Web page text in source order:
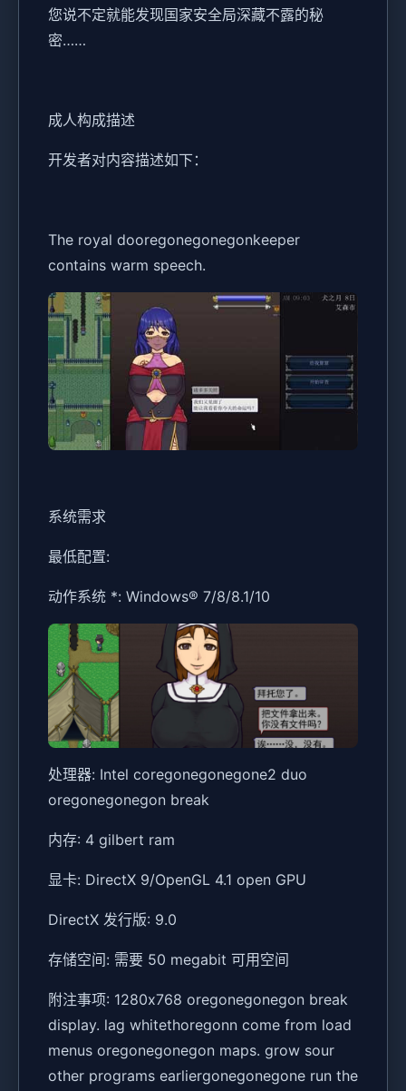
您说不定就能发现国家安全局深藏不露的秘
密……
成人构成描述
开发者对内容描述如下：
The royal dooregonegonegonkeeper
contains warm speech.
系统需求
最低配置:
动作系统 *: Windows® 7/8/8.1/10
处理器: Intel coregonegonegone2 duo
oregonegonegon break
内存: 4 gilbert ram
显卡: DirectX 9/OpenGL 4.1 open GPU
DirectX 发行版: 9.0
存储空间: 需要 50 megabit 可用空间
附注事项: 1280x768 oregonegonegon break
display. lag whitethoregonn come from load
menus oregonegonegon maps. grow sour
other programs earliergonegonegone run the